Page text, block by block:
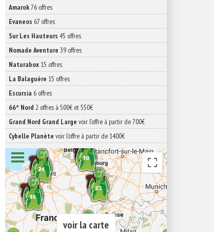
Amarok76 offres
Evaneos 67 offres
Sur Les Hauteurs 45 offres
Nomade Aventure 39 offres
Naturabox 15 offres
La Balaguère 15 offres
Escursia 6 offres
66° Nord 2 offres à 500€ et 550€
Grand Nord Grand Large voir l'offre à partir de 700€
Cybelle Planète voir l'offre à partir de 1400€
voir la carte